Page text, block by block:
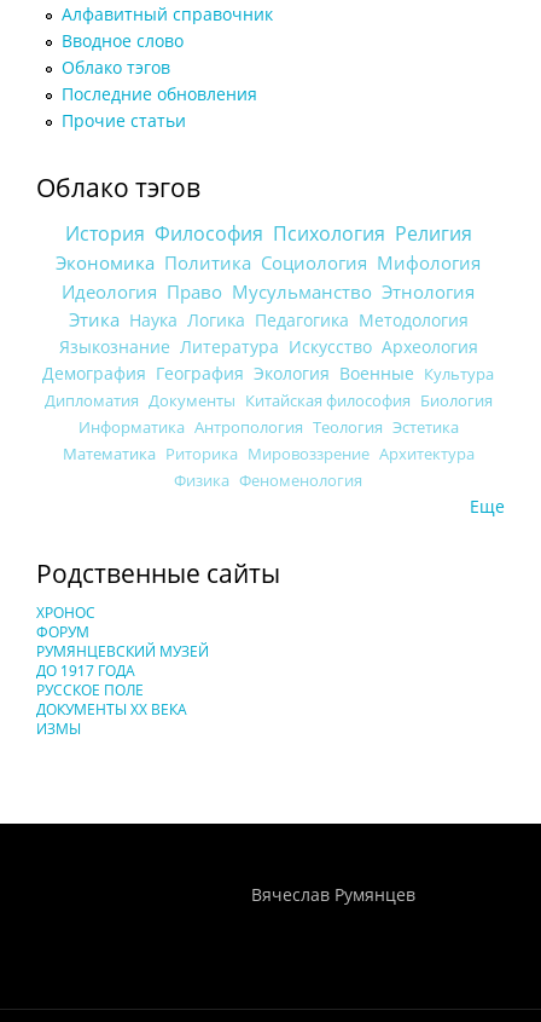
Алфавитный справочник
Вводное слово
Облако тэгов
Последние обновления
Прочие статьи
Облако тэгов
История Философия Психология Религия
Экономика Политика Социология Мифология
Идеология Право Мусульманство Этнология
Этика Наука Логика Педагогика Методология
Языкознание Литература Искусство Археология
Демография География Экология Военные Культура
Дипломатия Документы Китайская философия Биология
Информатика Антропология Теология Эстетика
Математика Риторика Мировоззрение Архитектура
Физика Феноменология
Еще
Родственные сайты
ХРОНОС
ФОРУМ
РУМЯНЦЕВСКИЙ МУЗЕЙ
ДО 1917 ГОДА
РУССКОЕ ПОЛЕ
ДОКУМЕНТЫ XX ВЕКА
ИЗМЫ
Вячеслав Румянцев